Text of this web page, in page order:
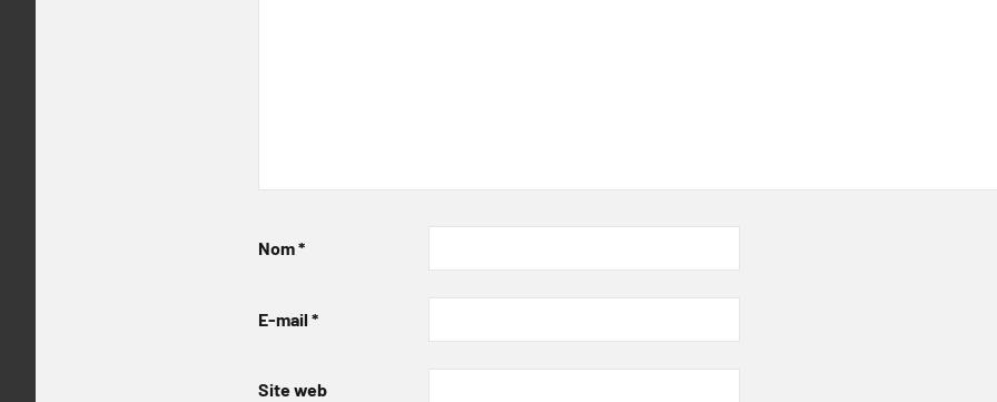
Nom*
E-mail *
Site web